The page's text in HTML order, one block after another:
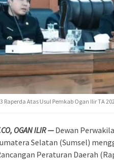
Raperda Atas Usul Pemkab Ogan Ilir TA
OGAN ILIR — Dewan
Selatan (Sumsel)
Peraturan Daerah